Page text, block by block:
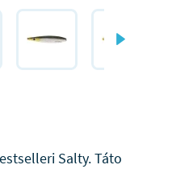
Salty. Táto